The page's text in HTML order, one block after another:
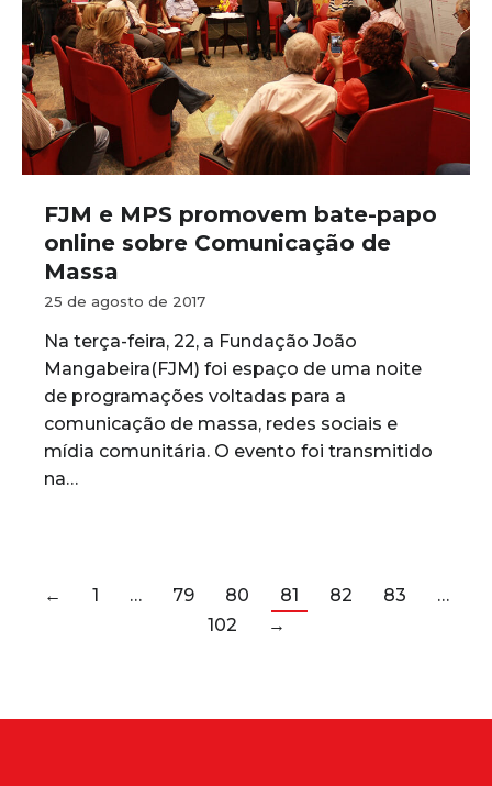
FJM e MPS promovem bate-papo
online sobre Comunicação de
Massa
25 de agosto de 2017
Na terça-feira, 22, a Fundação João
Mangabeira(FJM) foi espaço de uma noite
de programações voltadas para a
comunicação de massa, redes sociais e
mídia comunitária. O evento foi transmitido
na…
← 1 … 79 80 81 82 83
…
102
→